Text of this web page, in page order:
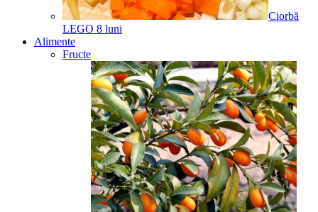
Ciorbă
LEGO 8 luni
Alimente
Fructe